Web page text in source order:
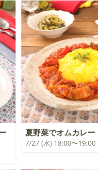
夏野菜でオムカレー
7/27 (水) 18:00〜19:00